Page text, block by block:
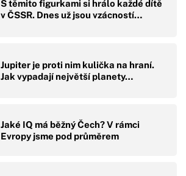
S těmito figurkami si hrálo každé dítě
v ČSSR. Dnes už jsou vzácností…
Jupiter je proti nim kulička na hraní.
Jak vypadají největší planety…
Jaké IQ má běžný Čech? V rámci
Evropy jsme pod průměrem